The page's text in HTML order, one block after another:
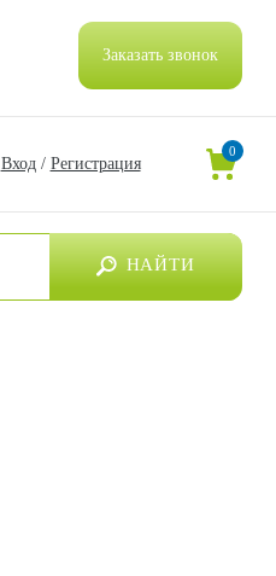
Заказать звонок
Вход / Регистрация
0
НАЙТИ